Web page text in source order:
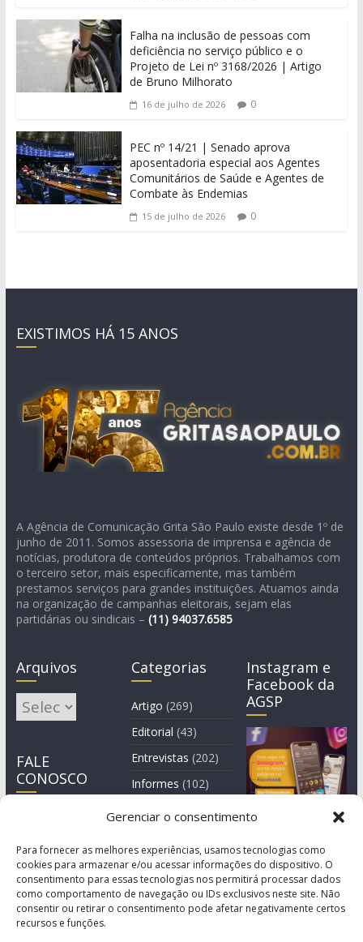
Gerenciar o consentimento
Para fornecer as melhores experiências, usamos tecnologias como
cookies para armazenar e/ou acessar informações do dispositivo. O
consentimento para essas tecnologias nos permitirá processar dados
como comportamento de navegação ou IDs exclusivos neste site. Não
consentir ou retirar o consentimento pode afetar negativamente certos
recursos e funções.
Falha na inclusão de pessoas com
deficiência no serviço público e o
Projeto de Lei nº 3168/2026 | Artigo
de Bruno Milhorato
16 de julho de 2026 0
PEC nº 14/21 | Senado aprova
aposentadoria especial aos Agentes
Comunitários de Saúde e Agentes de
Combate às Endemias
15 de julho de 2026 0
EXISTIMOS HÁ 15 ANOS
A Agência de Comunicação Grita São Paulo existe desde 1º de
junho de 2011. Somos assessoria de imprensa e agência de
notícias, produtora de conteúdos próprios. Trabalhamos com
o terceiro setor, mais especificamente, mas também
prestamos serviços para grandes instituições. Atuamos ainda
na organização de campanhas eleitorais, sejam elas
partidárias ou sindicais – (11) 94037.6585
Arquivos
Arquivos
FALE
CONOSCO
Categorias
Artigo (269)
Editorial (43)
Entrevistas (202)
Informes (102)
Manchete
Instagram e
Facebook da
AGSP